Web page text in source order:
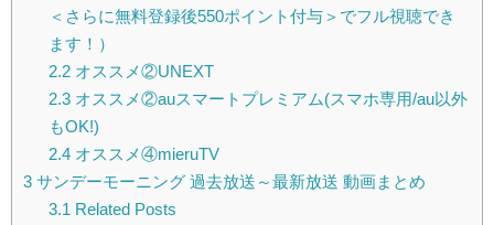
＜さらに無料登録後550ポイント付与＞でフル視聴でき
ます！）
2.2オススメ②UNEXT
2.3オススメ②auスマートプレミアム(スマホ専用/au以外
もOK!)
2.4オススメ④mieruTV
3 サンデーモーニング 過去放送～最新放送 動画まとめ
3.1 Related Posts